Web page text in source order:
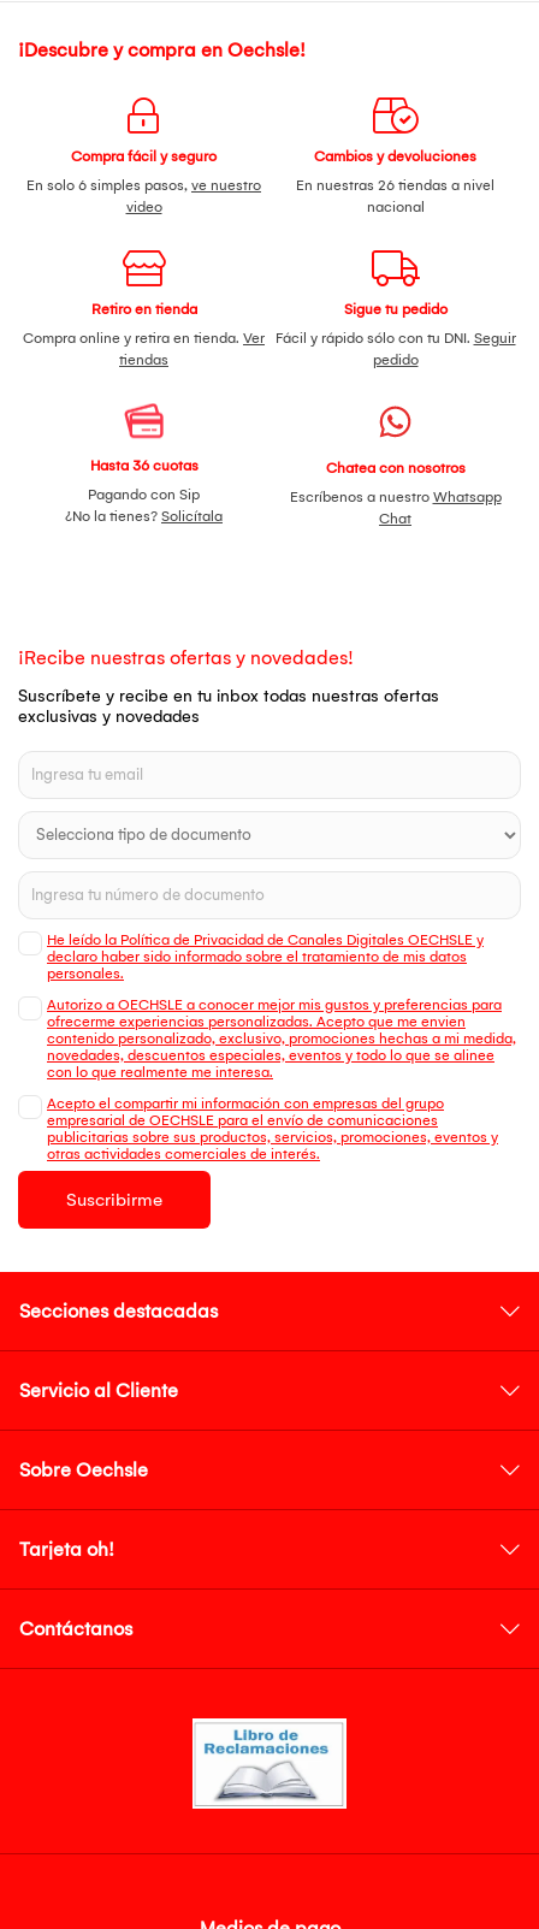
¡Descubre y compra en Oechsle!
Compra fácil y seguro
En solo 6 simples pasos, ve nuestro
video
Cambios y devoluciones
En nuestras 26 tiendas a nivel
nacional
Retiro en tienda
Compra online y retira en tienda. Ver
tiendas
Sigue tu pedido
Fácil y rápido sólo con tu DNI. Seguir
pedido
Hasta 36 cuotas
Pagando con Sip
¿No la tienes? Solicítala
Chatea con nosotros
Escríbenos a nuestro Whatsapp
Chat
¡Recibe nuestras ofertas y novedades!
Suscríbete y recibe en tu inbox todas nuestras ofertas
exclusivas y novedades
He leído la Política de Privacidad de Canales Digitales OECHSLE y
declaro haber sido informado sobre el tratamiento de mis datos
personales.
Autorizo a OECHSLE a conocer mejor mis gustos y preferencias para
ofrecerme experiencias personalizadas. Acepto que me envien
contenido personalizado, exclusivo, promociones hechas a mi medida,
novedades, descuentos especiales, eventos y todo lo que se alinee
con lo que realmente me interesa.
Acepto el compartir mi información con empresas del grupo
empresarial de OECHSLE para el envío de comunicaciones
publicitarias sobre sus productos, servicios, promociones, eventos y
otras actividades comerciales de interés.
Suscribirme
Secciones destacadas
Servicio al Cliente
Sobre Oechsle
Tarjeta oh!
Contáctanos